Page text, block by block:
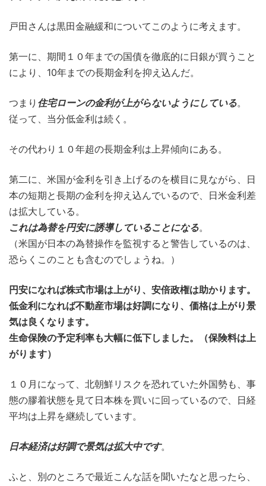
戸田さんは黒田金融緩和についてこのように考えます。
第一に、期間１０年までの国債を徹底的に日銀が買うこと
により、10年までの長期金利を抑え込んだ。
つまり 住宅ローンの金利が上がらないようにしている。
従って、当分低金利は続く。
その代わり１０年超の長期金利は上昇傾向にある。
第二に、米国が金利を引き上げるのを横目に見ながら、日
本の短期と長期の金利を抑え込んでいるので、日米金利差
は拡大している。
これは為替を円安に誘導していることになる。
（米国が日本の為替操作を監視すると警告しているのは、
恐らくこのことも含むのでしょうね。）
円安になれば株式市場は上がり、安倍政権は助かります。
低金利になれば不動産市場は好調になり、価格は上がり景
気は良くなります。
生命保険の予定利率も大幅に低下しました。（保険料は上
がります）
１０月になって、北朝鮮リスクを恐れていた外国勢も、事
態の膠着状態を見て日本株を買いに回っているので、日経
平均は上昇を継続しています。
日本経済は好調で景気は拡大中です。
ふと、別のところで最近こんな話を聞いたなと思ったら、